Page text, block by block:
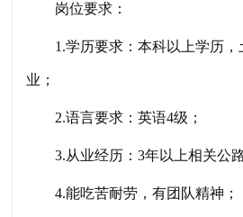
岗位要求：
1.学历要求：本科以上学历
业；
2.语言要求：英语4级；
3.从业经历：3年以上相关公
4.能吃苦耐劳，有团队精神；